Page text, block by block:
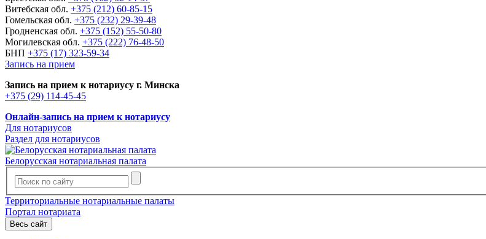
Витебская обл. +375 (212) 60-85-15
Гомельская обл. +375 (232) 29-39-48
Гродненская обл. +375 (152) 55-50-80
Могилевская обл. +375 (222) 76-48-50
БНП +375 (17) 323-59-34
Запись на прием
Запись на прием к нотариусу г. Минска
+375 (29) 114-45-45
Онлайн-запись на прием к нотариусу
Для нотариусов
Раздел для нотариусов
Белорусская нотариальная палата
Территориальные нотариальные палаты
Портал нотариата
Весь сайт